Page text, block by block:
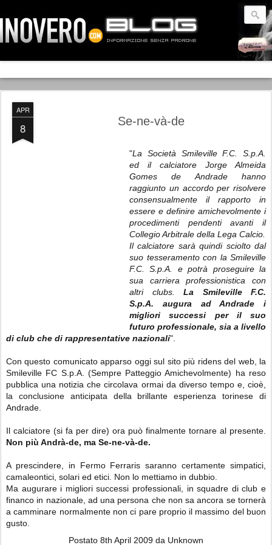
APR
8 Se-ne-và-de
"La Società Smileville F.C. S.p.A.
ed il calciatore Jorge Almeida
Gomes de Andrade hanno
raggiunto un accordo per risolvere
consensualmente il rapporto in
essere e definire amichevolmente i
procedimenti pendenti avanti il
Collegio Arbitrale della Lega Calcio.
Il calciatore sarà quindi sciolto dal
suo tesseramento con la Smileville
F.C. S.p.A. e potrà proseguire la
sua carriera professionistica con
altri clubs. La Smileville F.C.
S.p.A. augura ad Andrade i
migliori successi per il suo
futuro professionale, sia a livello
di club che di rappresentative nazionali".
Con questo comunicato apparso oggi sul sito più ridens del web, la
Smileville FC S.p.A. (Sempre Patteggio Amichevolmente) ha reso
pubblica una notizia che circolava ormai da diverso tempo e, cioè,
la conclusione anticipata della brillante esperienza torinese di
Andrade.
Il calciatore (si fa per dire) ora può finalmente tornare al presente.
Non più Andrà-de, ma Se-ne-và-de.
A prescindere, in Fermo Ferraris saranno certamente simpatici,
camaleontici, solari ed etici. Non lo mettiamo in dubbio.
Ma augurare i migliori successi professionali, in squadre di club e
financo in nazionale, ad una persona che non sa ancora se tornerà
a camminare normalmente non ci pare proprio il massimo del buon
gusto.
Postato 8th April 2009 da Unknown